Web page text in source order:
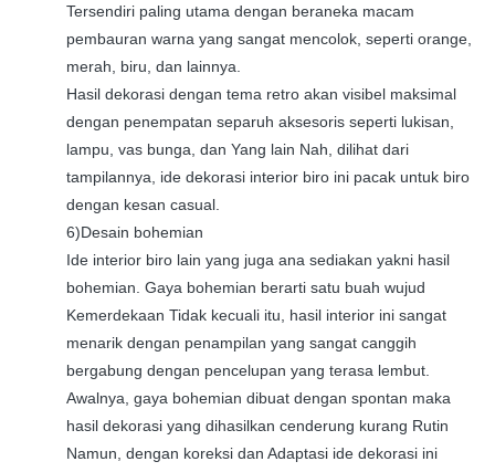
Tersendiri paling utama dengan beraneka macam
pembauran warna yang sangat mencolok, seperti orange,
merah, biru, dan lainnya.
Hasil dekorasi dengan tema retro akan visibel maksimal
dengan penempatan separuh aksesoris seperti lukisan,
lampu, vas bunga, dan Yang lain Nah, dilihat dari
tampilannya, ide dekorasi interior biro ini pacak untuk biro
dengan kesan casual.
6)Desain bohemian
Ide interior biro lain yang juga ana sediakan yakni hasil
bohemian. Gaya bohemian berarti satu buah wujud
Kemerdekaan Tidak kecuali itu, hasil interior ini sangat
menarik dengan penampilan yang sangat canggih
bergabung dengan pencelupan yang terasa lembut.
Awalnya, gaya bohemian dibuat dengan spontan maka
hasil dekorasi yang dihasilkan cenderung kurang Rutin
Namun, dengan koreksi dan Adaptasi ide dekorasi ini